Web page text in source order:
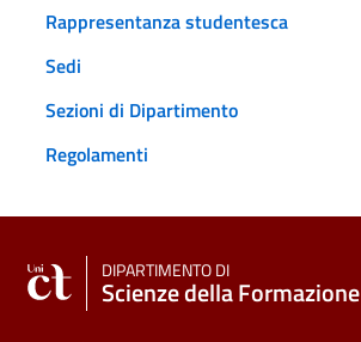
Rappresentanza studentesca
Sedi
Sezioni di Dipartimento
Regolamenti
DIPARTIMENTO DI
Scienze della Formazione